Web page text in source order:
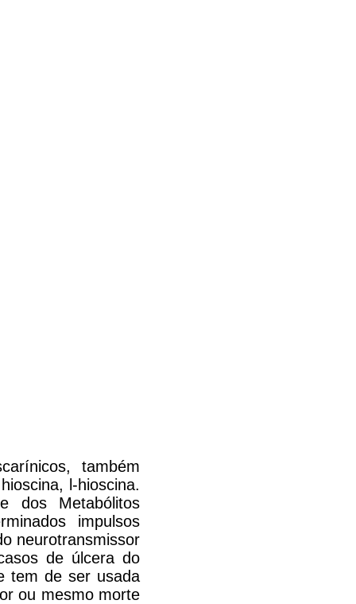
também
l-hioscina.
dos Metabólitos
impulsos
neurotransmissor
de úlcera do
tem de ser usada
ou mesmo morte